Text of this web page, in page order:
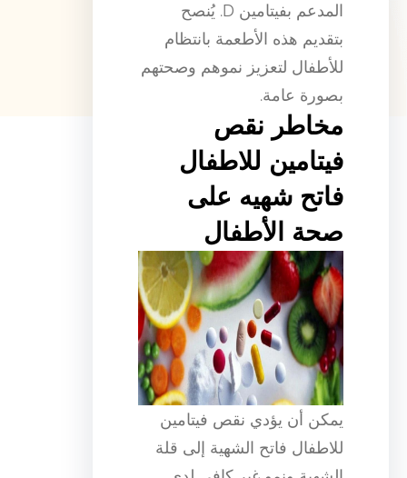
المدعم بفيتامين D. يُنصح
بتقديم هذه الأطعمة بانتظام
للأطفال لتعزيز نموهم وصحتهم
بصورة عامة.
مخاطر نقص
فيتامين للاطفال
فاتح شهيه على
صحة الأطفال
يمكن أن يؤدي نقص فيتامين
للاطفال فاتح الشهية إلى قلة